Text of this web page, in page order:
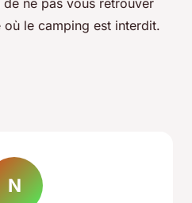
ne pas vous retrouver
le camping est interdit.
N